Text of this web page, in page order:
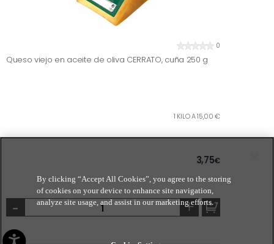
0
Queso viejo en aceite de oliva CERRATO, cuña 250 g
1 KILO A 15,00 €
3,75€
- +
By clicking “Accept All Cookies”, you agree to the storing
of cookies on your device to enhance site navigation,
analyze site usage, and assist in our marketing efforts.